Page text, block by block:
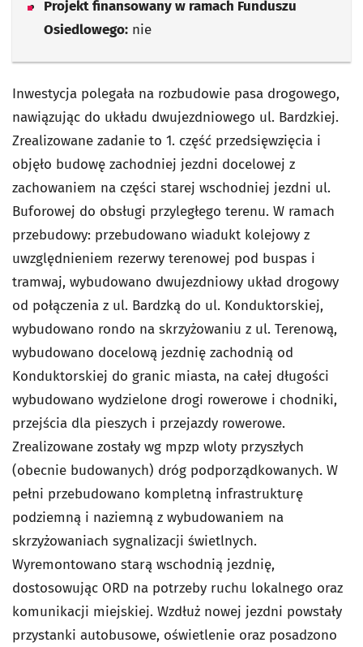
Projekt finansowany w ramach Funduszu
Osiedlowego: nie
Inwestycja polegała na rozbudowie pasa drogowego,
nawiązując do układu dwujezdniowego ul. Bardzkiej.
Zrealizowane zadanie to 1. część przedsięwzięcia i
objęło budowę zachodniej jezdni docelowej z
zachowaniem na części starej wschodniej jezdni ul.
Buforowej do obsługi przyległego terenu. W ramach
przebudowy: przebudowano wiadukt kolejowy z
uwzględnieniem rezerwy terenowej pod buspas i
tramwaj, wybudowano dwujezdniowy układ drogowy
od połączenia z ul. Bardzką do ul. Konduktorskiej,
wybudowano rondo na skrzyżowaniu z ul. Terenową,
wybudowano docelową jezdnię zachodnią od
Konduktorskiej do granic miasta, na całej długości
wybudowano wydzielone drogi rowerowe i chodniki,
przejścia dla pieszych i przejazdy rowerowe.
Zrealizowane zostały wg mpzp wloty przyszłych
(obecnie budowanych) dróg podporządkowanych. W
pełni przebudowano kompletną infrastrukturę
podziemną i naziemną z wybudowaniem na
skrzyżowaniach sygnalizacji świetlnych.
Wyremontowano starą wschodnią jezdnię,
dostosowując ORD na potrzeby ruchu lokalnego oraz
komunikacji miejskiej. Wzdłuż nowej jezdni powstały
przystanki autobusowe, oświetlenie oraz posadzono